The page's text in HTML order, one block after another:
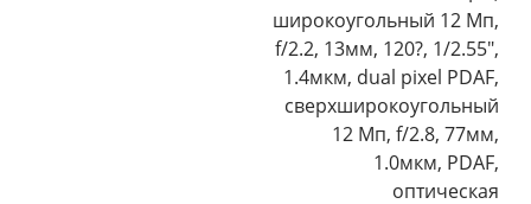
широкоугольный 12 Мп,
f/2.2, 13мм, 120?, 1/2.55",
1.4мкм, dual pixel PDAF,
сверхширокоугольный
12 Мп, f/2.8, 77мм,
1.0мкм, PDAF,
оптическая